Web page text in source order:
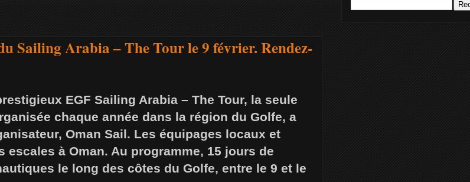
Sailing Arabia – The Tour le 9 février. Rendez-
EGF Sailing Arabia – The Tour, la seule
chaque année dans la région du Golfe, a
Oman Sail. Les équipages locaux et
à Oman. Au programme, 15 jours de
le long des côtes du Golfe, entre le 9 et le